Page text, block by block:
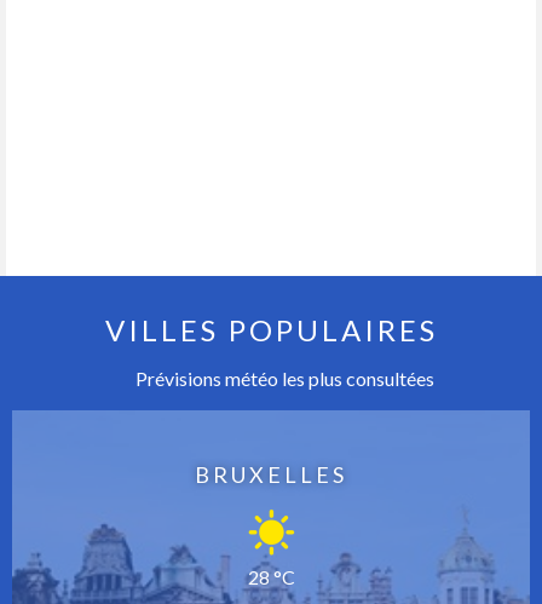
VILLES POPULAIRES
Prévisions météo les plus consultées
BRUXELLES
28 °C